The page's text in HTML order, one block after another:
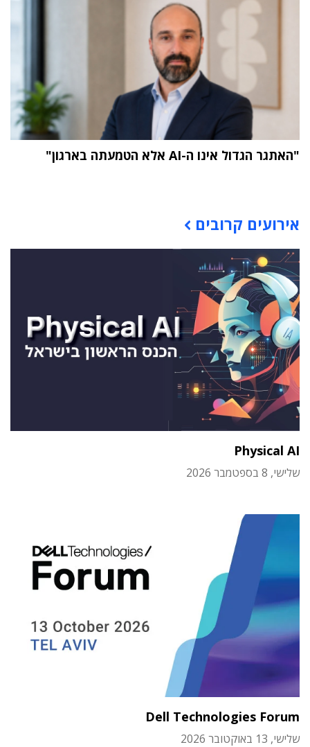
"האתגר הגדול אינו ה-AI אלא הטמעתה בארגון"
אירועים קרובים
Physical AI
שלישי, 8 בספטמבר 2026
Dell Technologies Forum
שלישי, 13 באוקטובר 2026